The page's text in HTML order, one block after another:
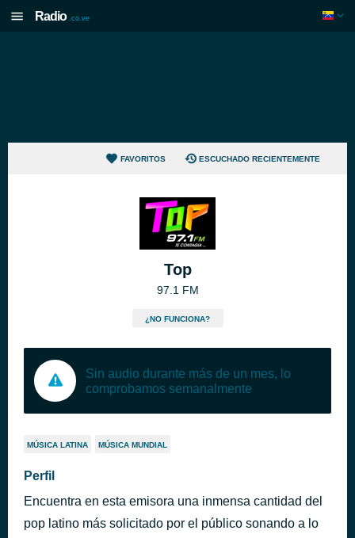
Radio .co.ve
FAVORITOS ESCUCHADO RECIENTEMENTE
Top
97.1 FM
¿NO FUNCIONA?
Sin audio durante más de un mes, lo
comprobamos semanalmente
MÚSICA LATINA MÚSICA MUNDIAL
Perfil
Encuentra en esta emisora una inmensa cantidad del
pop latino más solicitado por el público sonando a lo